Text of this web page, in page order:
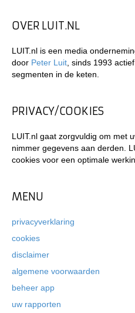
OVER LUIT.NL
LUIT.nl is een media
door Peter Luit , sinds 1993
segmenten in de keten.
PRIVACY/COOKIES
LUIT.nl gaat zorgvuldig om met
nimmer gegevens aan derden.
cookies voor een optimale
MENU
privacyverklaring
cookies
disclaimer
algemene voorwaarden
beheer app
uw rapporten